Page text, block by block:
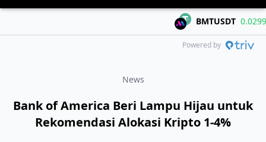
BMTUSDT 0.02995
Powered by
News
Bank of America Beri Lampu Hijau untuk
Rekomendasi Alokasi Kripto 1-4%